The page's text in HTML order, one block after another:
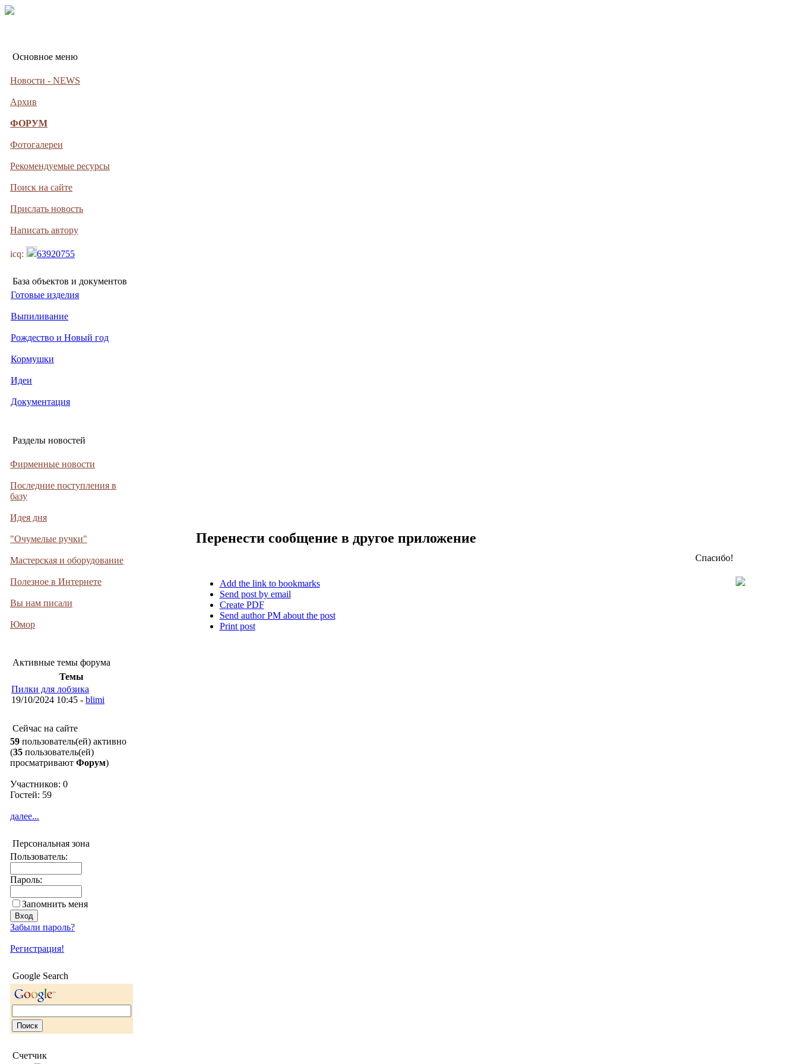
Основное меню
Новости - NEWS
Архив
ФОРУМ
Фотогалереи
Рекомендуемые ресурсы
Поиск на сайте
Прислать новость
Написать автору
icq: 63920755
База объектов и документов
Готовые изделия
Выпиливание
Рождество и Новый год
Кормушки
Идеи
Документация
Разделы новостей
Фирменные новости
Последние поступления в
базу
Идея дня
"Очумелые ручки"
Мастерская и оборудование
Полезное в Интернете
Вы нам писали
Юмор
Активные темы форума
Темы
Пилки для лобзика
19/10/2024 10:45 - blimi
Сейчас на сайте
59 пользователь(ей) активно
(35 пользователь(ей)
просматривают Форум)
Участников: 0
Гостей: 59
далее...
Персональная зона
Пользователь:
Пароль:
Запомнить меня
Забыли пароль?
Регистрация!
Google Search
Счетчик
Перенести сообщение в другое приложение
Add the link to bookmarks
Send post by email
Create PDF
Send author PM about the post
Print post
Спасибо!